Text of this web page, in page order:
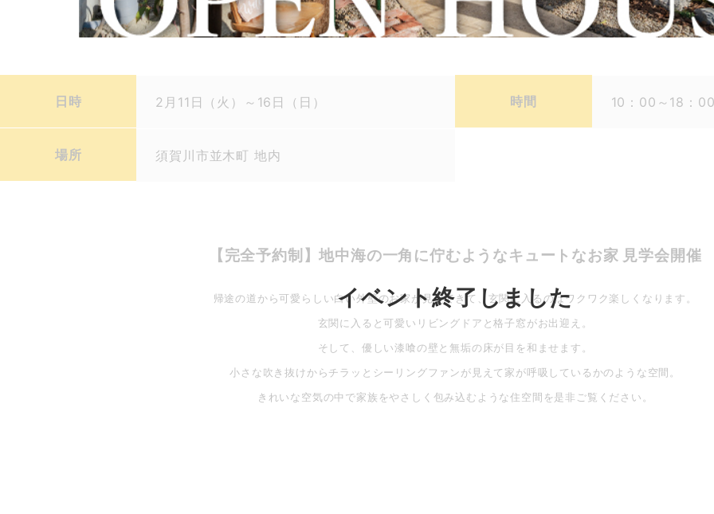
イベント終了しました
日時 2月11日（火）～16日（日） 時間 10：00～18：
場所 須賀川市並木町 地内
【完全予約制】地中海の一角に佇むようなキュートなお家 見学会開催
帰途の道から可愛らしい白い外壁のお家が見えてきて、玄関に入るのはワクワク楽しくなります。
玄関に入ると可愛いリビングドアと格子窓がお出迎え。
そして、優しい漆喰の壁と無垢の床が目を和ませます。
小さな吹き抜けからチラッとシーリングファンが見えて家が呼吸しているかのような空間。
きれいな空気の中で家族をやさしく包み込むような住空間を是非ご覧ください。